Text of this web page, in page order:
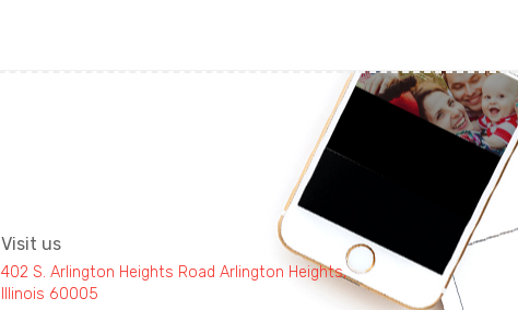
Visit us
402 S. Arlington Heights Road Arlington Heights,
Illinois 60005